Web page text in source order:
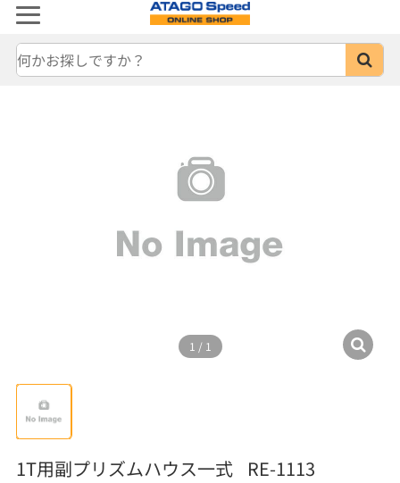
1 / 1
1T用副プリズムハウス一式 RE-1113